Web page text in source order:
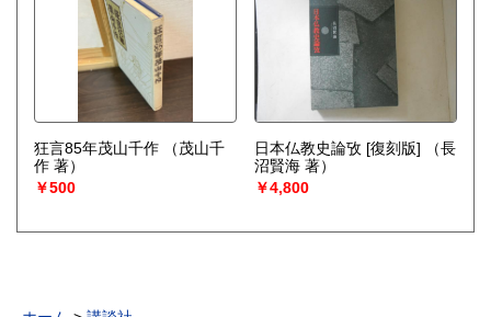
狂言85年茂山千作
（茂山千
作 著）
￥500
日本仏教史論攷 [復刻版]
（長
沼賢海 著）
￥4,800